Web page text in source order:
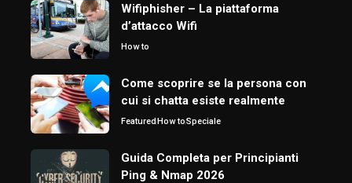
Wifiphisher – La piattaforma
d’attacco Wifi
How to
Come scoprire se la persona con
cui si chatta esiste realmente
FeaturedHow toSpeciale
Guida Completa per Principianti
Ping & Nmap 2026